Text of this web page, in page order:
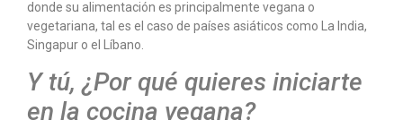
donde su alimentación es principalmente vegana o
vegetariana, tal es el caso de países asiáticos como La India,
Singapur o el Líbano.
Y tú, ¿Por qué quieres iniciarte
en la cocina vegana?